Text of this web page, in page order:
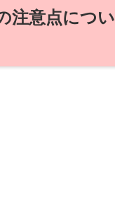
注意点につ